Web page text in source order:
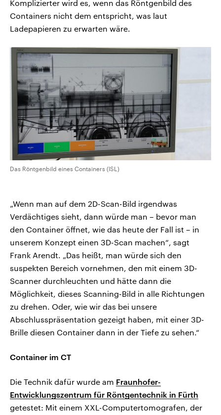
Komplizierter wird es, wenn das Röntgenbild des
Containers nicht dem entspricht, was laut
Ladepapieren zu erwarten wäre.
Das Röntgenbild eines Containers (ISL)
„Wenn man auf dem 2D-Scan-Bild irgendwas
Verdächtiges sieht, dann würde man – bevor man
den Container öffnet, wie das heute der Fall ist – in
unserem Konzept einen 3D-Scan machen“, sagt
Frank Arendt. „Das heißt, man würde sich den
suspekten Bereich vornehmen, den mit einem 3D-
Scanner durchleuchten und hätte dann die
Möglichkeit, dieses Scanning-Bild in alle Richtungen
zu drehen. Oder, wie wir das bei unsere
Abschlusspräsentation gezeigt haben, mit einer 3D-
Brille diesen Container dann in der Tiefe zu sehen.“
Container im CT
Die Technik dafür wurde am Fraunhofer-
Entwicklungszentrum für Röntgentechnik in Fürth
getestet: Mit einem XXL-Computertomografen, der